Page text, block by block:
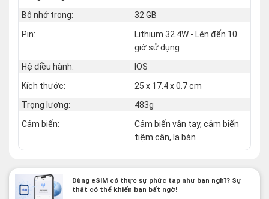
Bộ nhớ trong:
32 GB
Pin:
Lithium 32.4W - Lên đến 10
giờ sử dụng
Hệ điều hành:
IOS
Kích thước:
25 x 17.4 x 0.7 cm
Trọng lượng:
483g
Cảm biến:
Cảm biến vân tay, cảm biến
tiệm cận, la bàn
Dùng eSIM có thực sự phức tạp như bạn nghĩ? Sự
thật có thể khiến bạn bất ngờ!